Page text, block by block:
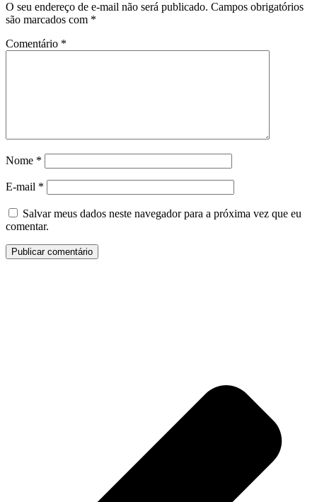
O seu endereço de e-mail não será publicado. Campos obrigatórios
são marcados com *
Comentário *
Nome *
E-mail *
Salvar meus dados neste navegador para a próxima vez que eu
comentar.